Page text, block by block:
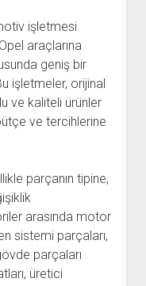
işletmesi
araçlarına
geniş bir
işletmeler, orijinal
ve kaliteli ürünler
ve tercihlerine
parçanın tipine,
arasında motor
sistemi parçaları,
parçaları
üretici